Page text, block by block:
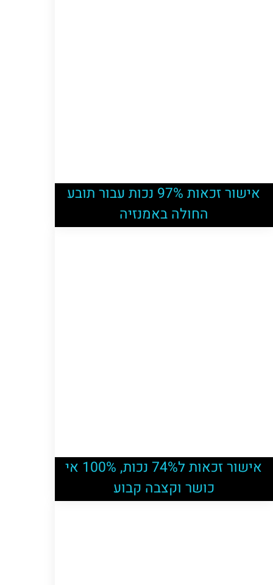
אישור זכאות 97% נכות עבור תובע
החולה באמנזיה
אישור זכאות ל74% נכות, 100% אי
כושר וקצבה קבוע